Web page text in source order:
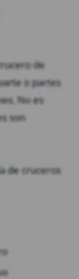
de
o partes
No es
son
de cruceros